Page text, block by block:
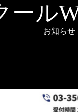
ル
お知らせ